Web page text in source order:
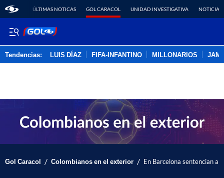
ÚLTIMAS NOTICAS GOL CARACOL UNIDAD INVESTIGATIVA NOTICIAS
Tendencias: LUIS DÍAZ FIFA-INFANTINO MILLONARIOS
Gol Caracol / Colombianos en el exterior / En Barcelona sentencian a